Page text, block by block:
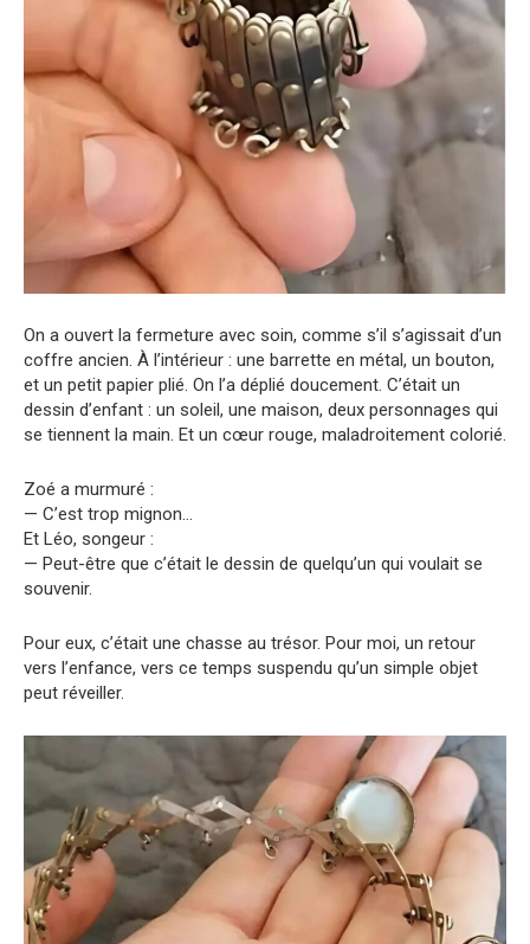
On a ouvert la fermeture avec soin, comme s’il s’agissait d’un
coffre ancien. À l’intérieur : une barrette en métal, un bouton,
et un petit papier plié. On l’a déplié doucement. C’était un
dessin d’enfant : un soleil, une maison, deux personnages qui
se tiennent la main. Et un cœur rouge, maladroitement colorié.
Zoé a murmuré :
— C’est trop mignon…
Et Léo, songeur :
— Peut-être que c’était le dessin de quelqu’un qui voulait se
souvenir.
Pour eux, c’était une chasse au trésor. Pour moi, un retour
vers l’enfance, vers ce temps suspendu qu’un simple objet
peut réveiller.